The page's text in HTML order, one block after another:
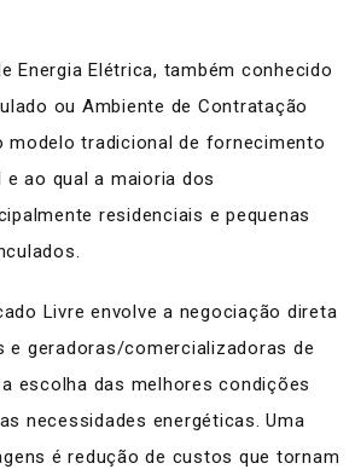
Energia Elétrica, também conhecido
ou Ambiente de Contratação
modelo tradicional de fornecimento
e ao qual a maioria dos
residenciais e pequenas
Livre envolve a negociação direta
e geradoras/comercializadoras de
escolha das melhores condições
necessidades energéticas. Uma
é redução de custos que tornam